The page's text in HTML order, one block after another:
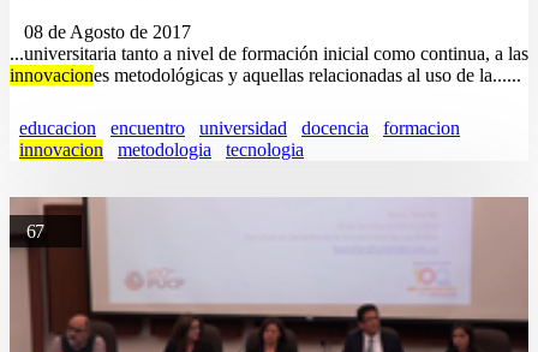
08 de Agosto de 2017
...universitaria tanto a nivel de formación inicial como continua, a las
innovaciones metodológicas y aquellas relacionadas al uso de la......
educacion encuentro universidad docencia
formacion
innovacion
metodologia tecnologia
67